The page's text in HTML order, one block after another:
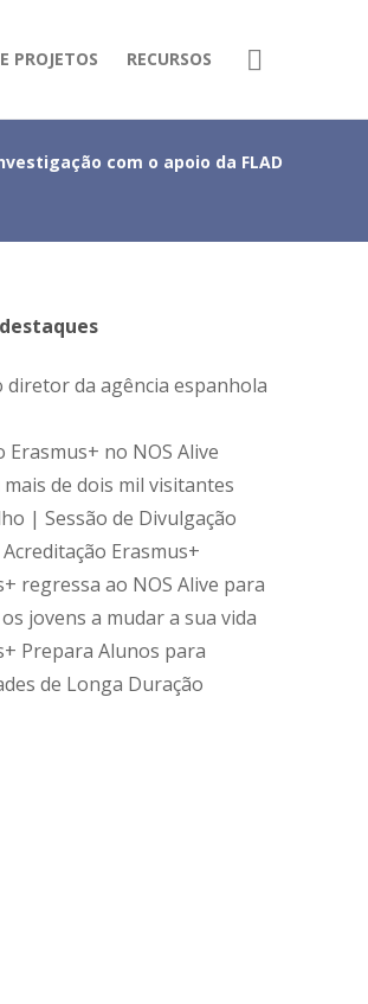
PROJETOS RECURSOS
com o apoio da FLAD
diretor da agência espanhola
Erasmus+ no NOS Alive
de dois mil visitantes
| Sessão de Divulgação
Acreditação Erasmus+
regressa ao NOS Alive para
jovens a mudar a sua vida
Prepara Alunos para
de Longa Duração